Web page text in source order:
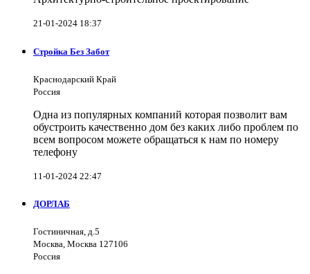
21-01-2024 18:37
Стройка Без Забот
Краснодарский Край
Россия
Одна из популярных компаний которая позволит вам
обустроить качественно дом без каких либо проблем по
всем вопросом можете обращаться к нам по номеру
телефону
11-01-2024 22:47
ДОРЛАБ
Гостиничная, д.5
Москва, Москва 127106
Россия